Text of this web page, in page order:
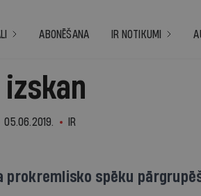
ABONĒŠANA IR NOTIKUMI
izskan
05.06.2019. IR
prokremlisko spēku